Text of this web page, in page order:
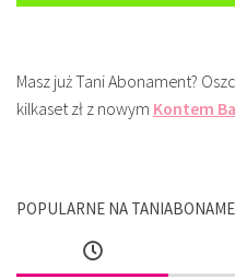
Masz już Tani Abonament?
kilkaset zł z nowym Kontem
POPULARNE NA